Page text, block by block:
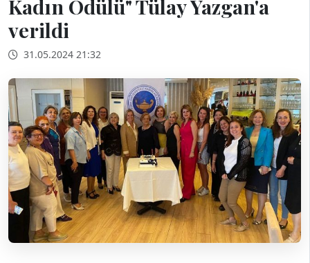
Kadın Ödülü" Tülay Yazgan'a
verildi
31.05.2024 21:32